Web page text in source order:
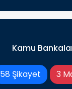
Kamu
58 Şikayet 3